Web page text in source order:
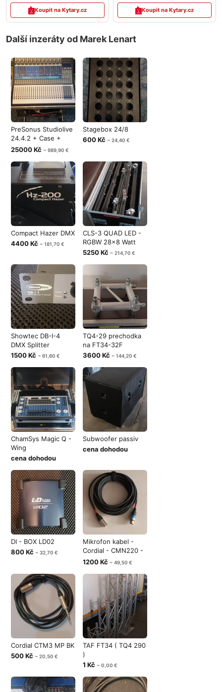
Koupit na Kytary.cz Koupit na Kytary.cz
Další inzeráty od Marek Lenart
PreSonus Studiolive
24.4.2 + Case +
Software
25000 Kč ~ 989,90 €
Stagebox 24/8
600 Kč ~ 24,40 €
Compact Hazer DMX
4400 Kč ~ 181,70 €
CLS-3 QUAD LED -
RGBW 28x8 Watt
5250 Kč ~ 214,70 €
Showtec DB-I-4
DMX Splitter
1500 Kč ~ 61,60 €
TQ4-29 prechodka
na FT34-32F
3600 Kč ~ 144,20 €
ChamSys Magic Q -
Wing
cena dohodou
Subwoofer passiv
cena dohodou
DI - BOX LD02
800 Kč ~ 32,70 €
Mikrofon kabel -
Cordial - CMN220 -
10m.
1200 Kč ~ 49,50 €
Cordial CTM3 MP BK
500 Kč ~ 20,50 €
TAF FT34 ( TQ4 290
)
1 Kč ~ 0,00 €